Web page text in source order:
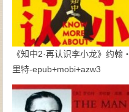
《知中2·再认识李小龙》约翰・
里特-epub+mobi+azw3